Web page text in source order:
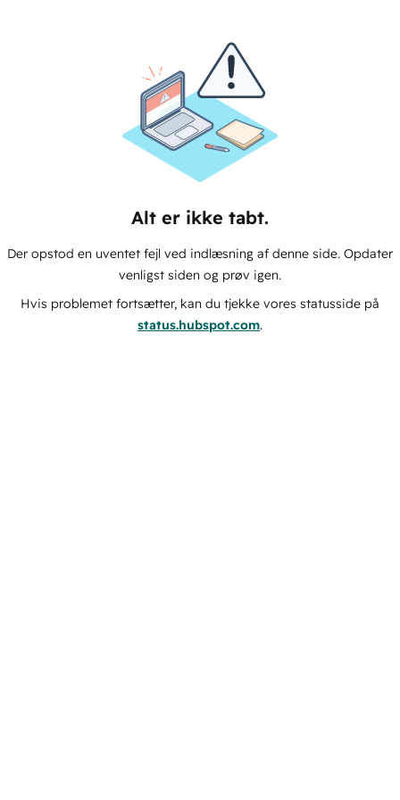
Alt er ikke tabt.
Der opstod en uventet fejl ved indlæsning af denne side. Opdater
venligst siden og prøv igen.
Hvis problemet fortsætter, kan du tjekke vores statusside på
status.hubspot.com.